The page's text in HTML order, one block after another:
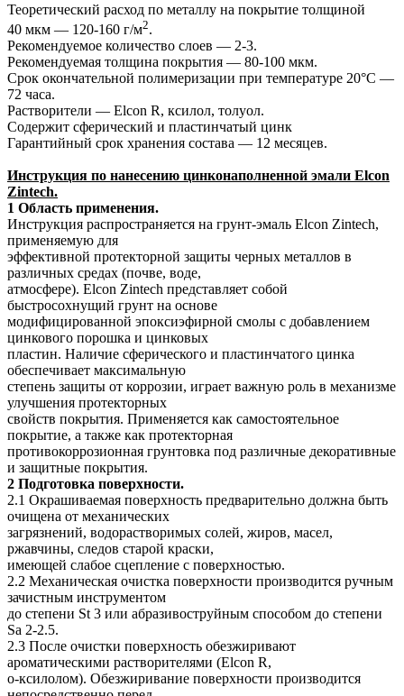
Теоретический расход по металлу на покрытие толщиной
40 мкм — 120-160 г/м2.
Рекомендуемое количество слоев — 2-3.
Рекомендуемая толщина покрытия — 80-100 мкм.
Срок окончательной полимеризации при температуре 20°С —
72 часа.
Растворители — Elcon R, ксилол, толуол.
Содержит сферический и пластинчатый цинк
Гарантийный срок хранения состава — 12 месяцев.
Инструкция по нанесению цинконаполненной эмали Elcon
Zintech.
1 Область применения.
Инструкция распространяется на грунт-эмаль Elcon Zintech,
применяемую для
эффективной протекторной защиты черных металлов в
различных средах (почве, воде,
атмосфере). Elcon Zintech представляет собой
быстросохнущий грунт на основе
модифицированной эпоксиэфирной смолы с добавлением
цинкового порошка и цинковых
пластин. Наличие сферического и пластинчатого цинка
обеспечивает максимальную
степень защиты от коррозии, играет важную роль в механизме
улучшения протекторных
свойств покрытия. Применяется как самостоятельное
покрытие, а также как протекторная
противокоррозионная грунтовка под различные декоративные
и защитные покрытия.
2 Подготовка поверхности.
2.1 Окрашиваемая поверхность предварительно должна быть
очищена от механических
загрязнений, водорастворимых солей, жиров, масел,
ржавчины, следов старой краски,
имеющей слабое сцепление с поверхностью.
2.2 Механическая очистка поверхности производится ручным
зачистным инструментом
до степени St 3 или абразивоструйным способом до степени
Sa 2-2.5.
2.3 После очистки поверхность обезжиривают
ароматическими растворителями (Elcon R,
о-ксилолом). Обезжиривание поверхности производится